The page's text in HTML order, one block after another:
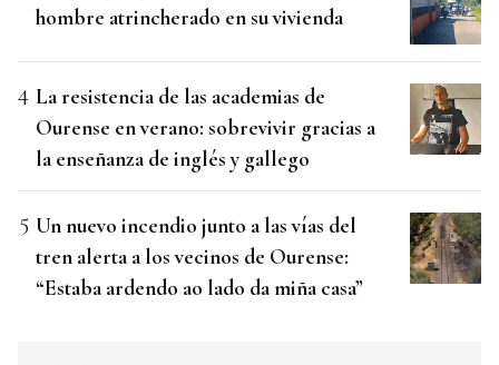
hombre atrincherado en su vivienda
La resistencia de las academias de
Ourense en verano: sobrevivir gracias a
la enseñanza de inglés y gallego
Un nuevo incendio junto a las vías del
tren alerta a los vecinos de Ourense:
“Estaba ardendo ao lado da miña casa”